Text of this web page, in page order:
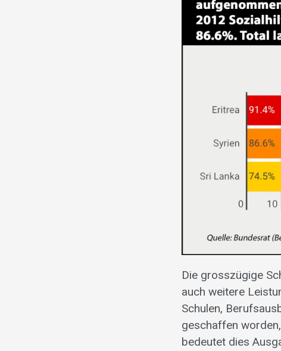
Die grosszügige
auch weitere
Schulen,
geschaffen
bedeutet dies